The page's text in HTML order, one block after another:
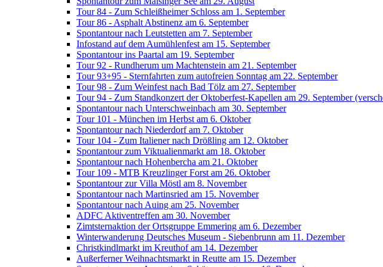
Tour 84 - Zum Schleißheimer Schloss am 1. September
Tour 86 - Asphalt Abstinenz am 6. September
Spontantour nach Leutstetten am 7. September
Infostand auf dem Aumühlenfest am 15. September
Spontantour ins Paartal am 19. September
Tour 92 - Rundherum um Machtenstein am 21. September
Tour 93+95 - Sternfahrten zum autofreien Sonntag am 22. September
Tour 98 - Zum Weinfest nach Bad Tölz am 27. September
Tour 94 - Zum Standkonzert der Oktoberfest-Kapellen am 29. September
Spontantour nach Unterschweinbach am 30. September
Tour 101 - München im Herbst am 6. Oktober
Spontantour nach Niederdorf am 7. Oktober
Tour 104 - Zum Italiener nach Drößling am 12. Oktober
Spontantour zum Viktualienmarkt am 18. Oktober
Spontantour nach Hohenbercha am 21. Oktober
Tour 109 - MTB Kreuzlinger Forst am 26. Oktober
Spontantour zur Villa Möstl am 8. November
Spontantour nach Martinsried am 15. November
Spontantour nach Auing am 25. November
ADFC Aktiventreffen am 30. November
Zimtsternaktion der Ortsgruppe Emmering am 6. Dezember
Winterwanderung Deutsches Museum - Siebenbrunn am 11. Dezember
Christkindlmarkt im Kreuthof am 14. Dezember
Außerferner Weihnachtsmarkt in Reutte am 15. Dezember